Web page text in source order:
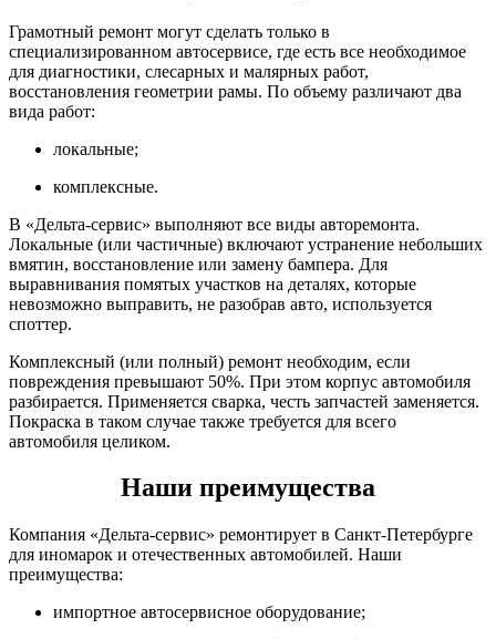
Грамотный ремонт могут сделать только в
специализированном автосервисе, где есть все необходимое
для диагностики, слесарных и малярных работ,
восстановления геометрии рамы. По объему различают два
вида работ:
локальные;
комплексные.
В «Дельта-сервис» выполняют все виды авторемонта.
Локальные (или частичные) включают устранение небольших
вмятин, восстановление или замену бампера. Для
выравнивания помятых участков на деталях, которые
невозможно выправить, не разобрав авто, используется
споттер.
Комплексный (или полный) ремонт необходим, если
повреждения превышают 50%. При этом корпус автомобиля
разбирается. Применяется сварка, честь запчастей заменяется.
Покраска в таком случае также требуется для всего
автомобиля целиком.
Наши преимущества
Компания «Дельта-сервис» ремонтирует в Санкт-Петербурге
для иномарок и отечественных автомобилей. Наши
преимущества:
импортное автосервисное оборудование;